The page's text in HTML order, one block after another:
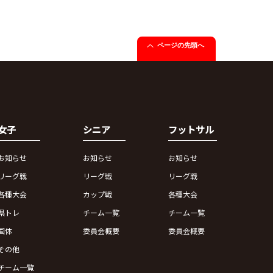
ページの先頭へ
子
知らせ
リーグ戦
種大会
トレ
体
の他
ーム一覧
シニア
お知らせ
リーグ戦
カップ戦
チーム一覧
委員会概要
フットサル
お知らせ
リーグ戦
各種大会
チーム一覧
委員会概要